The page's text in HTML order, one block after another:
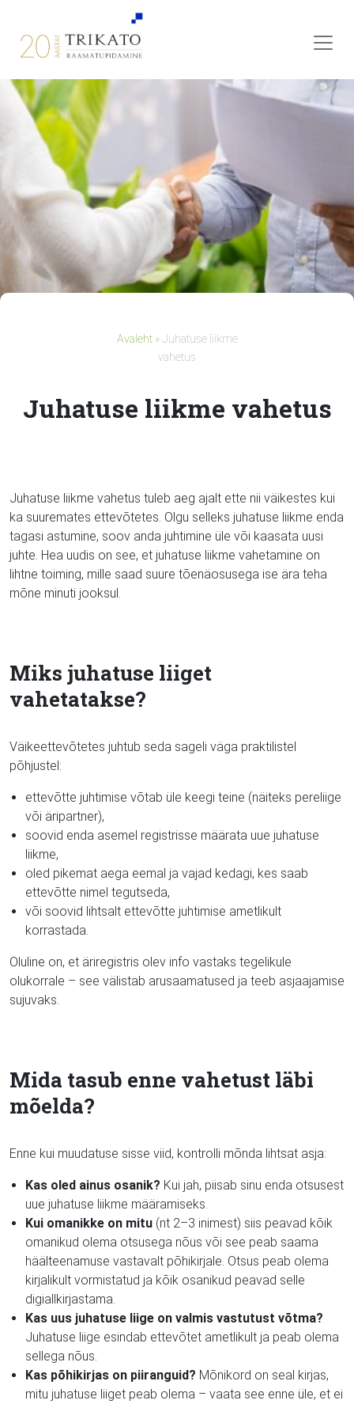
Avaleht»Juhatuse liikme
vahetus
Juhatuse liikme vahetus
Juhatuse liikme vahetus tuleb aeg ajalt ette nii väikestes kui
ka suuremates ettevõtetes. Olgu selleks juhatuse liikme enda
tagasi astumine, soov anda juhtimine üle või kaasata uusi
juhte. Hea uudis on see, et juhatuse liikme vahetamine on
lihtne toiming, mille saad suure tõenäosusega ise ära teha
mõne minuti jooksul.
Miks juhatuse liiget
vahetatakse?
Väikeettevõtetes juhtub seda sageli väga praktilistel
põhjustel:
ettevõtte juhtimise võtab üle keegi teine (näiteks pereliige
või äripartner),
soovid enda asemel registrisse määrata uue juhatuse
liikme,
oled pikemat aega eemal ja vajad kedagi, kes saab
ettevõtte nimel tegutseda,
või soovid lihtsalt ettevõtte juhtimise ametlikult
korrastada.
Oluline on, et äriregistris olev info vastaks tegelikule
olukorrale – see välistab arusaamatused ja teeb asjaajamise
sujuvaks.
Mida tasub enne vahetust läbi
mõelda?
Enne kui muudatuse sisse viid, kontrolli mõnda lihtsat asja:
Kas oled ainus osanik? Kui jah, piisab sinu enda otsusest
uue juhatuse liikme määramiseks.
Kui omanikke on mitu (nt 2–3 inimest) siis peavad kõik
omanikud olema otsusega nõus või see peab saama
häälteenamuse vastavalt põhikirjale. Otsus peab olema
kirjalikult vormistatud ja kõik osanikud peavad selle
digiallkirjastama.
Kas uus juhatuse liige on valmis vastutust võtma?
Juhatuse liige esindab ettevõtet ametlikult ja peab olema
sellega nõus.
Kas põhikirjas on piiranguid? Mõnikord on seal kirjas,
mitu juhatuse liiget peab olema – vaata see enne üle, et ei